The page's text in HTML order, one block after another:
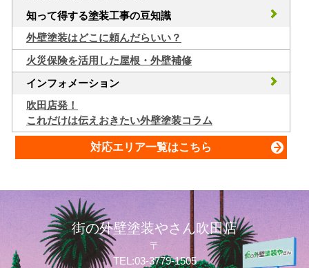
知って得する塗装工事の豆知識
外壁塗装はどこに頼んだらいい？
火災保険を活用した屋根・外壁補修
インフォメーション
吹田店発！
これだけは伝えおきたい外壁塗装コラム
対応エリア一覧はこちら
街の外壁塗装やさん吹田店
〒
TEL:03-3779-1505